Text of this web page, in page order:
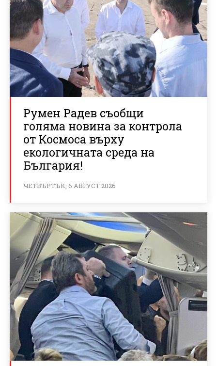
Румен Радев съобщи
голяма новина за контрола
от Космоса върху
екологичната среда на
България!
ЧЕТВЪРТЪК, 6 АВГУСТ 2026